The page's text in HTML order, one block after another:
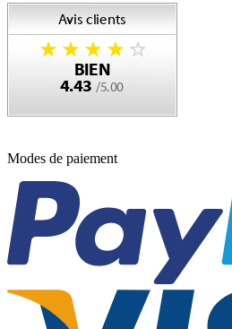
Modes de paiement